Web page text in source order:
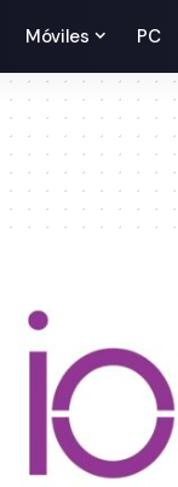
Móviles PC